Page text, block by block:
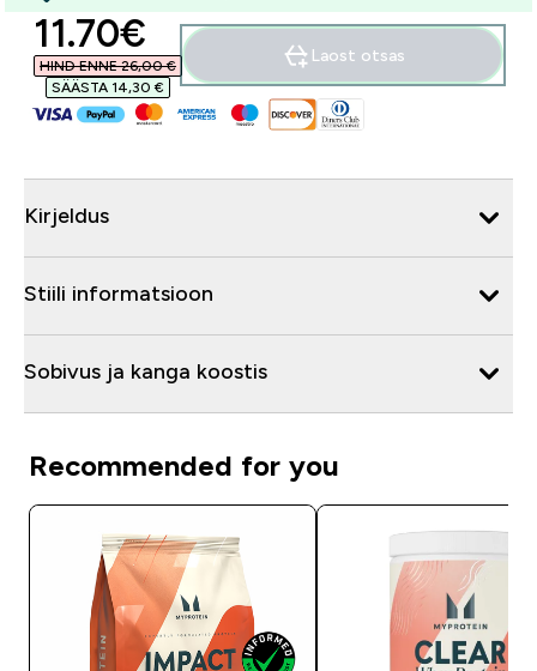
discounted price
11.70€‎
HIND ENNE 26,00 €‎
SÄÄSTA 14,30 €‎
Laost otsas
Kirjeldus
Stiili informatsioon
Sobivus ja kanga koostis
Recommended for you